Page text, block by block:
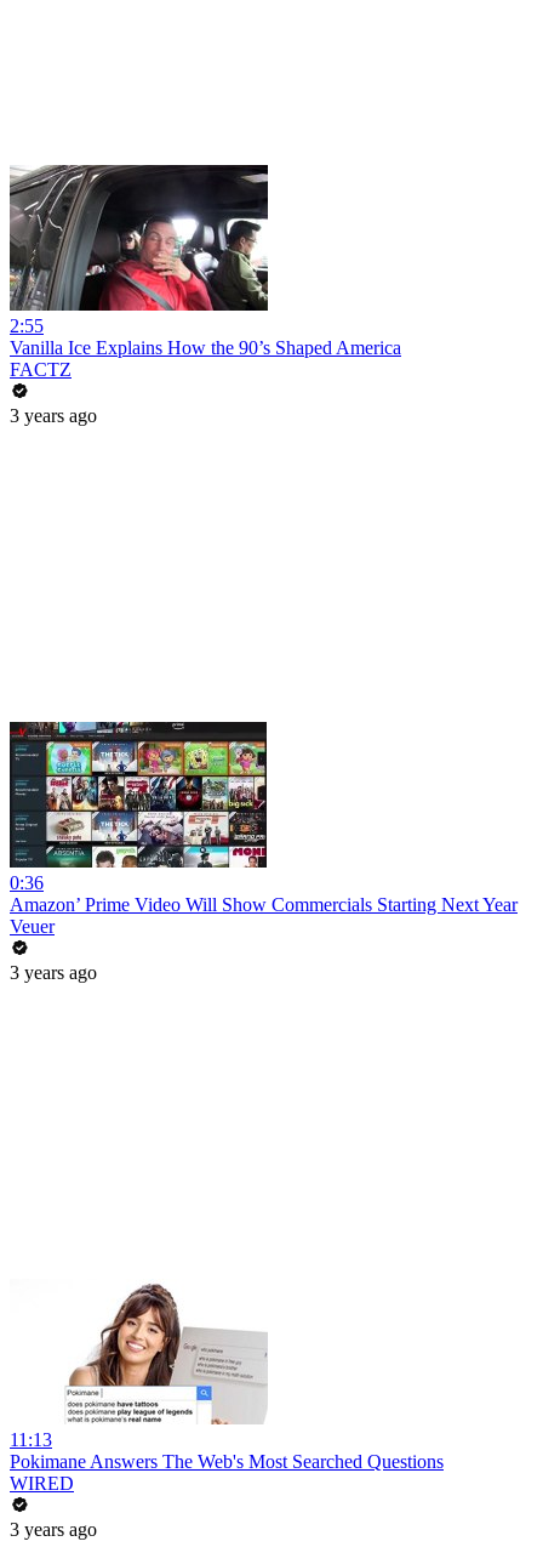
2:55
Vanilla Ice Explains How the 90’s Shaped America
FACTZ
3 years ago
0:36
Amazon’ Prime Video Will Show Commercials Starting Next Year
Veuer
3 years ago
11:13
Pokimane Answers The Web's Most Searched Questions
WIRED
3 years ago